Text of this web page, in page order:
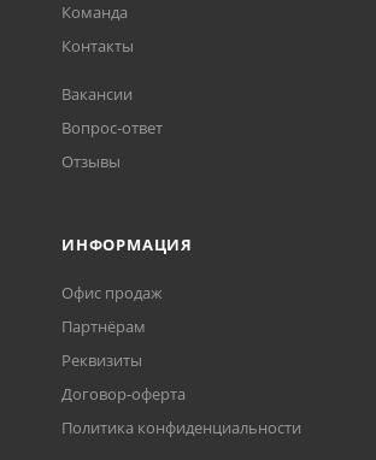
Команда
Контакты
Вакансии
Вопрос-ответ
Отзывы
ИНФОРМАЦИЯ
Офис продаж
Партнёрам
Реквизиты
Договор-оферта
Политика конфиденциальности